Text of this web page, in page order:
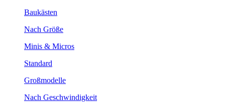
Baukästen
Nach Größe
Minis & Micros
Standard
Großmodelle
Nach Geschwindigkeit